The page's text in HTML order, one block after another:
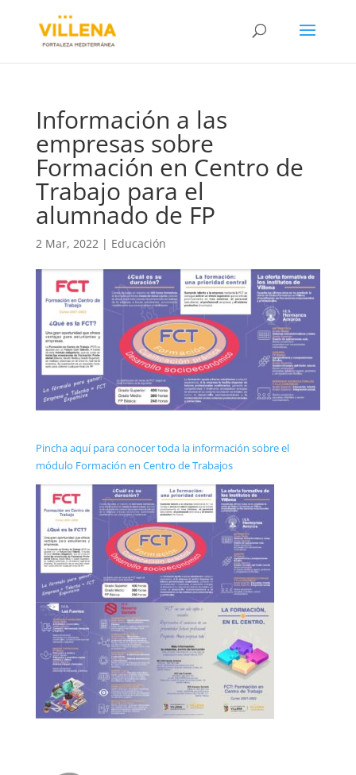
Información a las
empresas sobre
Formación en Centro de
Trabajo para el
alumnado de FP
2 Mar, 2022| Educación
Pincha aquí para conocer toda la información sobre el
módulo Formación en Centro de Trabajos